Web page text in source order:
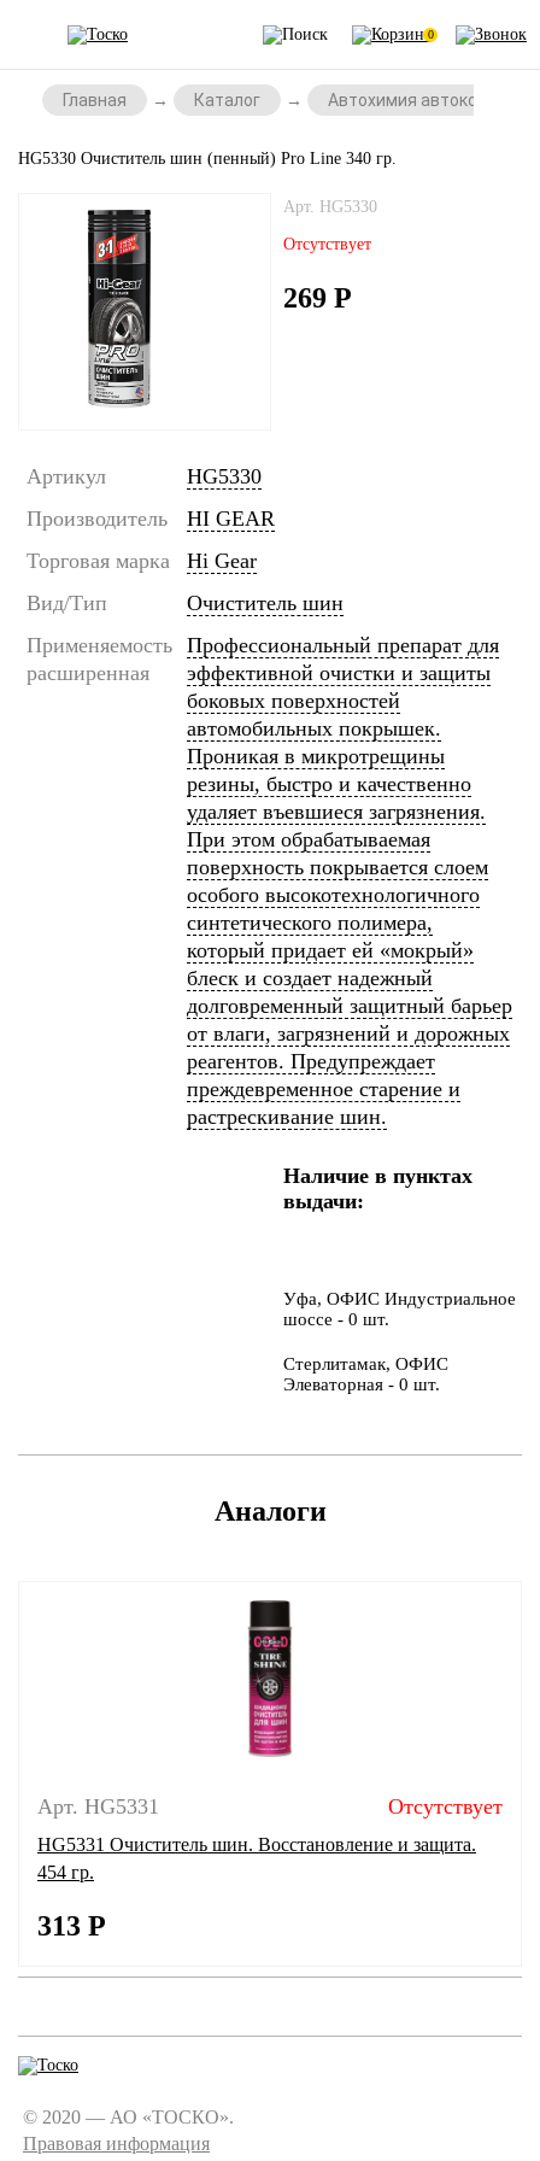
0
Главная Каталог Автохимия
HG5330 Очиститель шин (пенный) Pro Line 340 гр.
Арт. HG5330
Отсутствует
269 Р
Артикул
HG5330
Производитель
HI GEAR
Торговая марка
Hi Gear
Вид/Тип
Очиститель шин
Применяемость
расширенная
Профессиональный препарат для
эффективной очистки и защиты
боковых поверхностей
автомобильных покрышек.
Проникая в микротрещины
резины, быстро и качественно
удаляет въевшиеся загрязнения.
При этом обрабатываемая
поверхность покрывается слоем
особого высокотехнологичного
синтетического полимера,
который придает ей «мокрый»
блеск и создает надежный
долговременный защитный барьер
от влаги, загрязнений и дорожных
реагентов. Предупреждает
преждевременное старение и
растрескивание шин.
Наличие в пунктах
выдачи:
Уфа, ОФИС Индустриальное
шоссе - 0 шт.
Стерлитамак, ОФИС
Элеваторная - 0 шт.
Аналоги
Арт. HG5331 Отсутствует
HG5331 Очиститель шин. Восстановление и защита.
454 гр.
313 Р
© 2020 — АО «ТОСКО».
Правовая информация